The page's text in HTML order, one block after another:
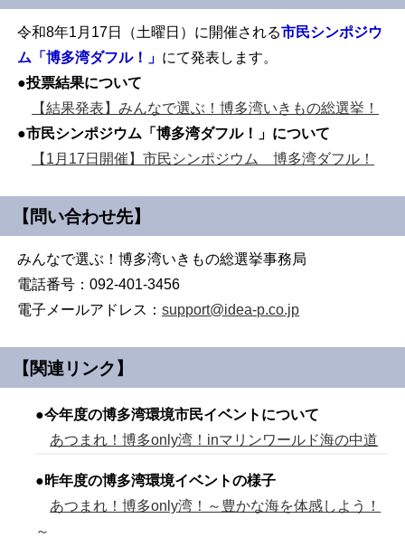
令和8年1月17日（土曜日）に開催される市民シンポジウ
ム「博多湾ダフル！」 にて発表します。
●投票結果について
【結果発表】みんなで選ぶ！博多湾いきもの総選挙！
●市民シンポジウム「博多湾ダフル！」について
【1月17日開催】市民シンポジウム 博多湾ダフル！
【問い合わせ先】
みんなで選ぶ！博多湾いきもの総選挙事務局
電話番号：092-401-3456
電子メールアドレス：support@idea-p.co.jp
【関連リンク】
●今年度の博多湾環境市民イベントについて
あつまれ！博多only湾！inマリンワールド海の中道
●昨年度の博多湾環境イベントの様子
あつまれ！博多only湾！～豊かな海を体感しよう！
～